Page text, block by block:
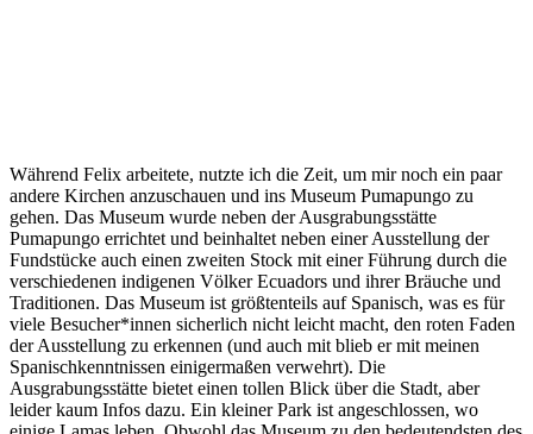
Während Felix arbeitete, nutzte ich die Zeit, um mir noch ein paar
andere Kirchen anzuschauen und ins Museum Pumapungo zu
gehen. Das Museum wurde neben der Ausgrabungsstätte
Pumapungo errichtet und beinhaltet neben einer Ausstellung der
Fundstücke auch einen zweiten Stock mit einer Führung durch die
verschiedenen indigenen Völker Ecuadors und ihrer Bräuche und
Traditionen. Das Museum ist größtenteils auf Spanisch, was es für
viele Besucher*innen sicherlich nicht leicht macht, den roten Faden
der Ausstellung zu erkennen (und auch mit blieb er mit meinen
Spanischkenntnissen einigermaßen verwehrt). Die
Ausgrabungsstätte bietet einen tollen Blick über die Stadt, aber
leider kaum Infos dazu. Ein kleiner Park ist angeschlossen, wo